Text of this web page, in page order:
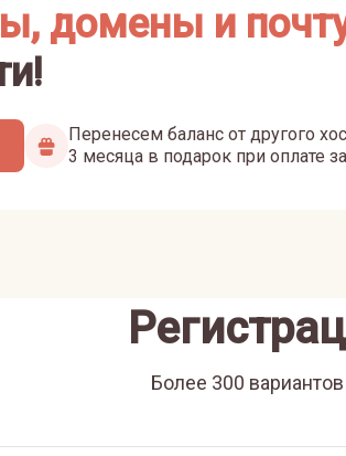
домены и
Перенесем баланс от другого
3 месяца в подарок при оплате
Более 300